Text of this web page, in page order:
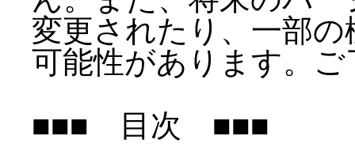
変更されたり、一部
可能性があります。
■■■ 目次 ■■■